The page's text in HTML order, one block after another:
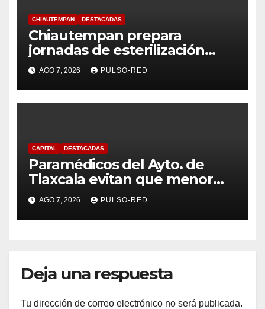
CHIAUTEMPAN DESTACADAS
Chiautempan prepara
jornadas de esterilización
para perros y gatos
AGO 7, 2026 PULSO-RED
CAPITAL DESTACADAS
Paramédicos del Ayto. de
Tlaxcala evitan que menor
sufra complicaciones por
hipotermia tras caer en una
cisterna
AGO 7, 2026 PULSO-RED
Deja una respuesta
Tu dirección de correo electrónico no será publicada.